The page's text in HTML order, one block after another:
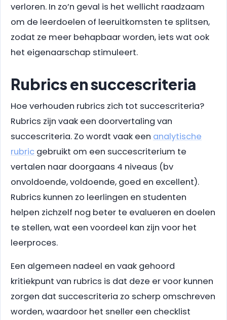
verloren. In zo’n geval is het wellicht raadzaam
om de leerdoelen of leeruitkomsten te splitsen,
zodat ze meer behapbaar worden, iets wat ook
het eigenaarschap stimuleert.
Rubrics en succescriteria
Hoe verhouden rubrics zich tot succescriteria?
Rubrics zijn vaak een doorvertaling van
succescriteria. Zo wordt vaak een analytische
rubric gebruikt om een succescriterium te
vertalen naar doorgaans 4 niveaus (bv
onvoldoende, voldoende, goed en excellent).
Rubrics kunnen zo leerlingen en studenten
helpen zichzelf nog beter te evalueren en doelen
te stellen, wat een voordeel kan zijn voor het
leerproces.
Een algemeen nadeel en vaak gehoord
kritiekpunt van rubrics is dat deze er voor kunnen
zorgen dat succescriteria zo scherp omschreven
worden, waardoor het sneller een checklist